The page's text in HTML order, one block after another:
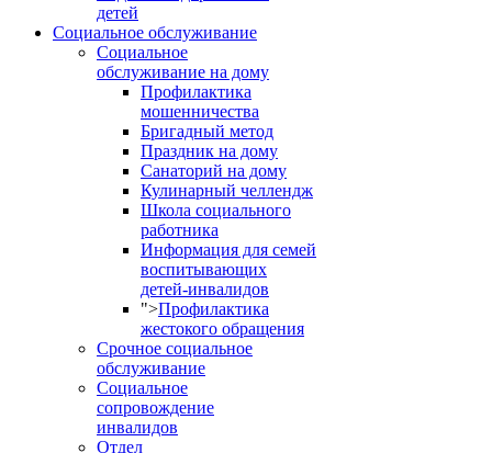
детей
Социальное обслуживание
Социальное
обслуживание на дому
Профилактика
мошенничества
Бригадный метод
Праздник на дому
Санаторий на дому
Кулинарный челлендж
Школа социального
работника
Информация для семей
воспитывающих
детей-инвалидов
">Профилактика
жестокого обращения
Срочное социальное
обслуживание
Социальное
сопровождение
инвалидов
Отдел